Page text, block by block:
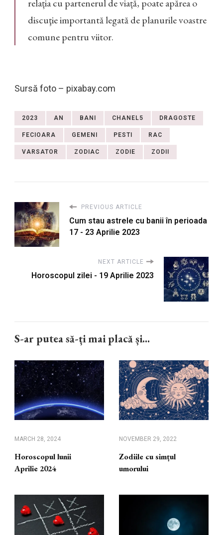
relația cu partenerul de viață, poate apărea o
discuţie importantă legată de planurile voastre
comune pentru viitor.
Sursă foto – pixabay.com
2023 AN BANI CHANEL5 DRAGOSTE
FECIOARA GEMENI PESTI RAC
VARSATOR ZODIAC ZODIE ZODII
PREVIOUS ARTICLE
Cum stau astrele cu banii în perioada
17 - 23 Aprilie 2023
NEXT ARTICLE
Horoscopul zilei - 19 Aprilie 2023
S-ar putea să-ți mai placă și...
MARCH 28, 2024
Horoscopul lunii
Aprilie 2024
NOVEMBER 29, 2022
Zodiile cu simțul
umorului